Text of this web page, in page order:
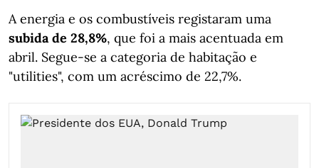
A energia e os combustíveis registaram uma
subida de 28,8%, que foi a mais acentuada em
abril. Segue-se a categoria de habitação e
"utilities", com um acréscimo de 22,7%.